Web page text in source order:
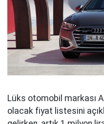
Lüks otomobil markası
olacak fiyat listesini